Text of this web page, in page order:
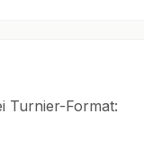
Turnier-Format: